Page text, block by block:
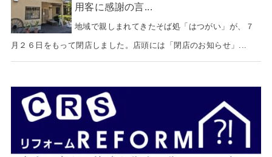
用客に感謝の言...
地域で親しまれてきたそば処「はつがい」が、７
月２６日をもって閉店しました。店頭には「閉店のお知らせ」...